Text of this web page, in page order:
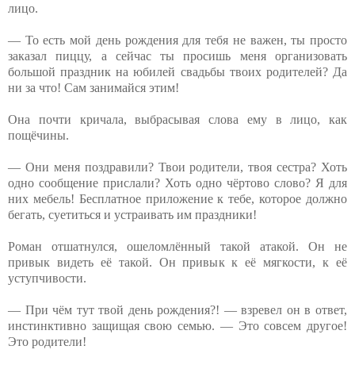
лицо.
— То есть мой день рождения для тебя не важен, ты просто
заказал пиццу, а сейчас ты просишь меня организовать
большой праздник на юбилей свадьбы твоих родителей? Да
ни за что! Сам занимайся этим!
Она почти кричала, выбрасывая слова ему в лицо, как
пощёчины.
— Они меня поздравили? Твои родители, твоя сестра? Хоть
одно сообщение прислали? Хоть одно чёртово слово? Я для
них мебель! Бесплатное приложение к тебе, которое должно
бегать, суетиться и устраивать им праздники!
Роман отшатнулся, ошеломлённый такой атакой. Он не
привык видеть её такой. Он привык к её мягкости, к её
уступчивости.
— При чём тут твой день рождения?! — взревел он в ответ,
инстинктивно защищая свою семью. — Это совсем другое!
Это родители!